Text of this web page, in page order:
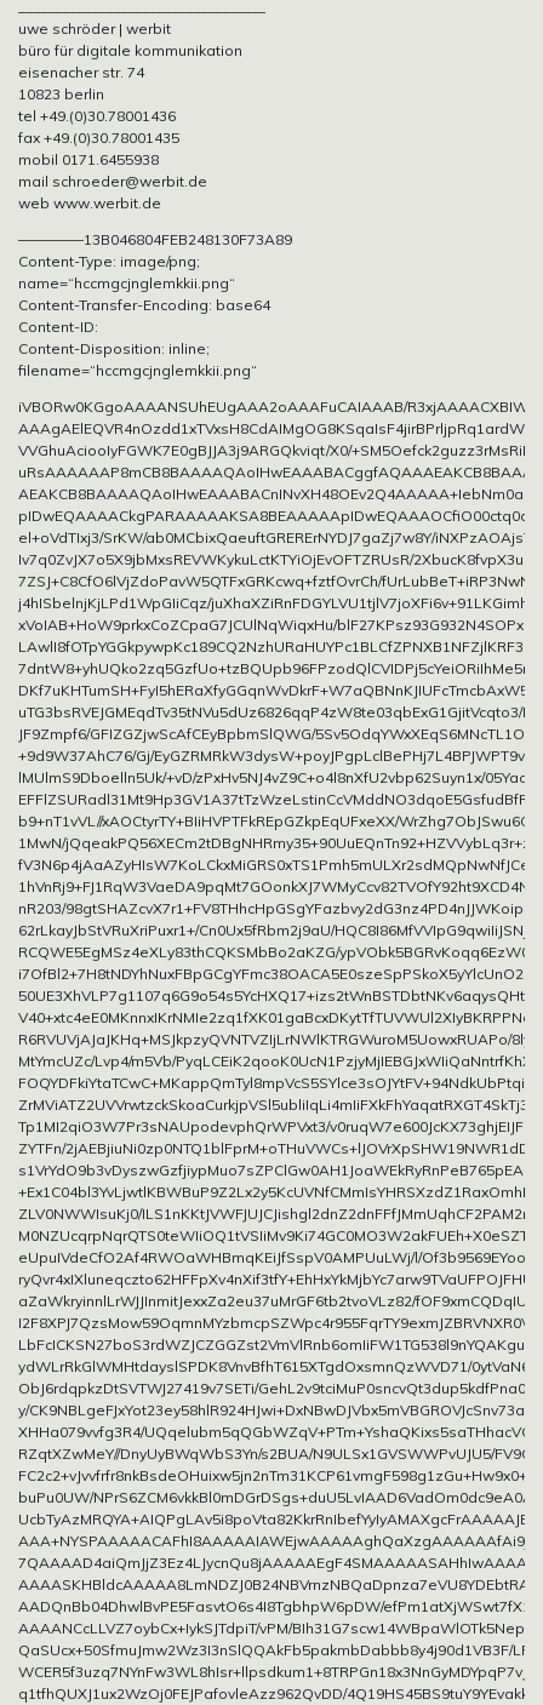
uwe schröder | werbit
büro für digitale kommunikation
eisenacher str. 74
10823 berlin
tel +49.(0)30.78001436
fax +49.(0)30.78001435
mobil 0171.6455938
mail schroeder@werbit.de
web www.werbit.de
————–13B046804FEB248130F73A89
Content-Type: image/png;
name=“hccmgcjnglemkkii.png“
Content-Transfer-Encoding: base64
Content-ID:
Content-Disposition: inline;
filename=“hccmgcjnglemkkii.png“
iVBORw0KGgoAAAANSUhEUgAAA2oAAAFuCAIAAAB/
VVGhuAciooIyFGWK7E0gBJJA3j9ARGQkviqt/X0/
el+oVdTIxj3/SrKW/ab0MCbixQaeuftGRERErNYDJ7gaZj7w8Y/
Iv7q0ZvJX7o5X9jbMxsREVWKykuLctKTYiOjEvOFTZRUsR/
7ZSJ+C8CfO6lVjZdoPavW5QTFxGRKcwq+fztfOvrCh/
j4hISbelnjKjLPd1WpGIiCqz/
xVoIAB+HoW9prkxCoZCpaG7JCUlNqWiqxHu/
uTG3bsRVEJGMEqdTv35tNVu5dUz6826qqP4zW8te03qbExG1GjitVcqto3/
JF9Zmpf6/GFIZGZjwScAfCEyBpbmSlQWG/
+9d9W37AhC76/Gj/
lMUlmS9Dboelln5Uk/+vD/zPxHv5NJ4vZ9C+o4l8nXfU2vbp62Suyn1x/
b9+nT1vVL//xAOCtyrTY+BIiHVPTFkREpGZkpEqUFxeXX/
1MwN/
nR203/
62rLkayJbStVRuXriPuxr1+/Cn0Ux5fRbm2j9aU/
RCQWE5EgMSz4eXLy83thCQKSMbBo2aKZG/
R6RVUVjAJaJKHq+MSJkpzyQVNTVZIjLrNWlKTRGWuroM5UowxRUAPo/
MtYmcUZc/Lvp4/m5Vb/
Tp1MI2qiO3W7Pr3sNAUpodevphQrWPVxt3/
ZYTFn/
ZLV0NWWIsuKj0/
eUpuIVdeCfO2Af4RWOaWHBmqKEiJfSspV0AMPUuLWj/l/
aZaWkryinnlLrWJJInmitJexxZa2eu37uMrGF6tb2tvoVLz82/
ydWLrRkGlWMHtdayslSPDK8VnvBfhT615XTgdOxsmnQzWVD71/
ObJ6rdqpkzDtSVTWJ27419v7SETi/
y/
XHHa079vvfg3R4/
RZqtXZwMeY//DnyUyBWqWbS3Yn/s2BUA/N9ULSx1GVSWWPvUJU5/
buPu0UW/
AADQnBb04DhwlBvPE5FasvtO6s4I8TgbhpW6pDW/
AAAANCcLLVZ7oybCx+IykSJTdpiT/vPM/
QaSUcx+50SfmuJmw2Wz3I3nSlQQAkFb5pakmbDabbb8y4j90d1VB3F/
q1tfhQUXJ1ux2WzOj0FEJPafovleAzz962QvDD/